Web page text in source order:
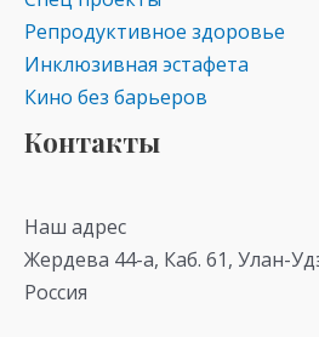
Репродуктивное здоровье
Инклюзивная эстафета
Кино без барьеров
Контакты
Наш адрес
Жердева 44-а, Каб. 61, Улан-
Россия